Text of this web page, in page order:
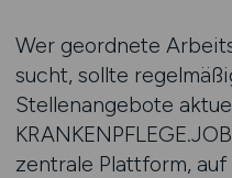
Wer geordnete
sucht, sollte
Stellenangebote
zentrale Plattform,